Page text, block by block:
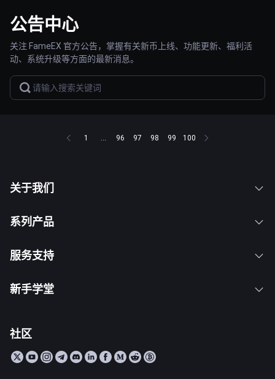
公告中心
关注 FameEX 官方公告，掌握有关新币上线、功能更新、福利活
动、系统升级等方面的最新消息。
1 ... 96 97 98 99 100
关于我们
系列产品
服务支持
新手学堂
社区